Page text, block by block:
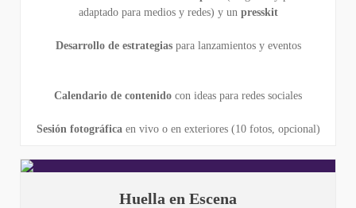
adaptado para medios y redes) y un presskit
Desarrollo de estrategiaspara lanzamientos y eventos
Calendario de contenido con ideas para redes sociales
Sesión fotográfica en vivo o en exteriores (10 fotos, opcional)
Huella en Escena